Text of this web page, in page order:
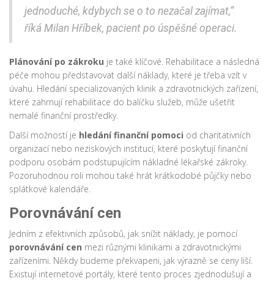
jednoduché, kdybych se o to nezačal zajímat,“
říká Milan Hříbek, pacient po úspěšné operaci.
Plánování po zákroku je také klíčové. Rehabilitace a následná
péče mohou představovat další náklady, které je třeba vzít v
úvahu. Hledání specializovaných klinik a zdravotnických zařízení,
které zahrnují rehabilitace do balíčku služeb, může ušetřit
nemalé finanční prostředky.
Další možností je hledání finanční pomoci od charitativních
organizací nebo neziskových institucí, které poskytují finanční
podporu osobám podstupujícím nákladné lékařské zákroky.
Pozoruhodnou roli mohou také hrát krátkodobé půjčky nebo
splátkové kalendáře.
Porovnávání cen
Jedním z efektivních způsobů, jak snížit náklady, je pomocí
porovnávání cen mezi různými klinikami a zdravotnickými
zařízeními. Někdy budeme překvapeni, jak výrazně se ceny liší.
Existují internetové portály, které tento proces zjednodušují a